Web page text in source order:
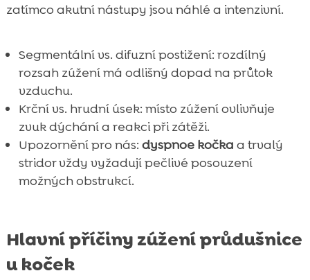
zatímco akutní nástupy jsou náhlé a intenzivní.
Segmentální vs. difuzní postižení: rozdílný
rozsah zúžení má odlišný dopad na průtok
vzduchu.
Krční vs. hrudní úsek: místo zúžení ovlivňuje
zvuk dýchání a reakci při zátěži.
Upozornění pro nás: dyspnoe kočka a trvalý
stridor vždy vyžadují pečlivé posouzení
možných obstrukcí.
Hlavní příčiny zúžení průdušnice
u koček